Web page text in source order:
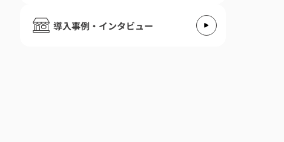
導入事例・インタビュー